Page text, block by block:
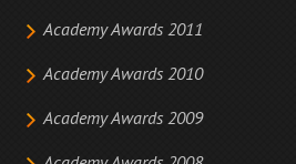
Academy Awards 2011
Academy Awards 2010
Academy Awards 2009